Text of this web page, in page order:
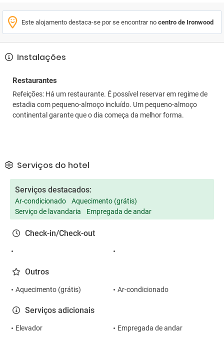
Este alojamento destaca-se por se encontrar no centro de Ironwood
Instalações
Restaurantes
Refeições: Há um restaurante. É possível reservar em regime de
estadia com pequeno-almoço incluído. Um pequeno-almoço
continental garante que o dia começa da melhor forma.
Serviços do hotel
Serviços destacados:
Ar-condicionado
Aquecimento (grátis)
Serviço de lavandaria
Empregada de andar
Check-in/Check-out
Outros
Aquecimento (grátis) Ar-condicionado
Serviços adicionais
Elevador
Empregada de andar